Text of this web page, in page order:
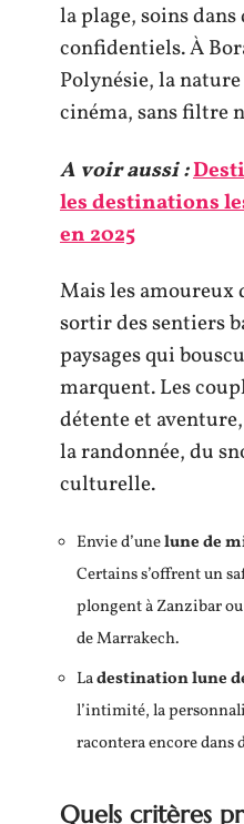
la plage, soins
confidentiels. À
Polynésie, la
cinéma, sans filtre
A voir aussi :
les destinations
en 2025
Mais les amoureux
sortir des sentiers
paysages qui
marquent. Les
détente et
la randonnée, du
culturelle.
Envie d’unelune de
Certains s’offrent un
plongent à Zanzibar
de Marrakech.
Ladestination lune
l’intimité, la
racontera encore dans
Quels critères